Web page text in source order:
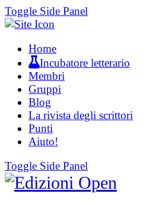
Toggle Side Panel
Home
Incubatore letterario
Membri
Gruppi
Blog
La rivista degli scrittori
Punti
Aiuto!
Toggle Side Panel